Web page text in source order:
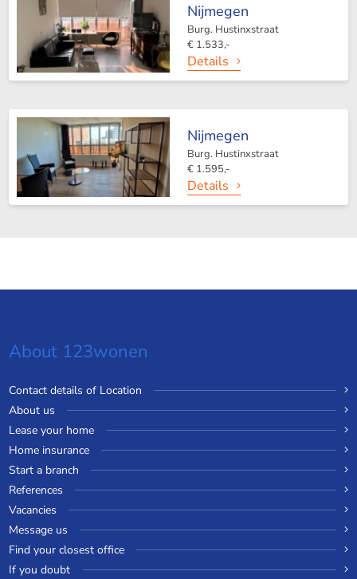
Nijmegen
Burg. Hustinxstraat
€ 1.533,-
Details
Nijmegen
Burg. Hustinxstraat
€ 1.595,-
Details
About 123wonen
Contact details of Location
About us
Lease your home
Home insurance
Start a branch
References
Vacancies
Message us
Find your closest office
If you doubt